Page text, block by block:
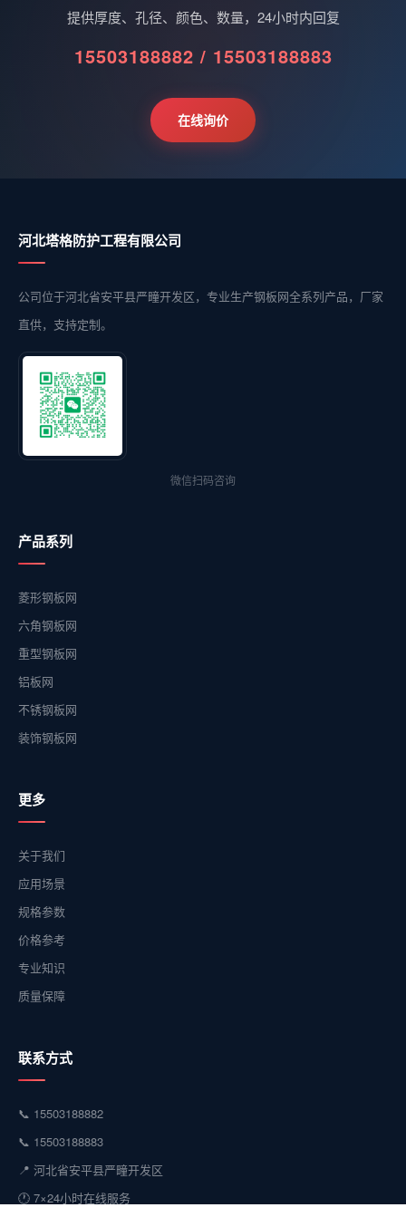
提供厚度、孔径、颜色、数量，24小时内回复
15503188882 / 15503188883
在线询价
河北塔格防护工程有限公司
公司位于河北省安平县严疃开发区，专业生产钢板网全系列产品，厂家
直供，支持定制。
微信扫码咨询
产品系列
菱形钢板网
六角钢板网
重型钢板网
铝板网
不锈钢板网
装饰钢板网
更多
关于我们
应用场景
规格参数
价格参考
专业知识
质量保障
联系方式
📞 15503188882
📞 15503188883
📍 河北省安平县严疃开发区
🕐 7×24小时在线服务